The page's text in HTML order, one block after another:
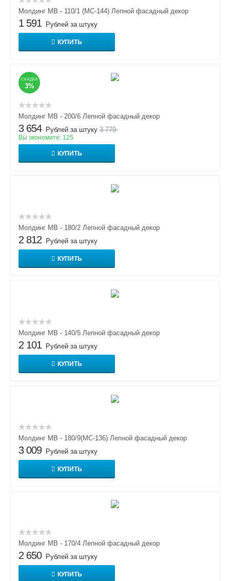
Молдинг МВ - 110/1 (МС-144) Лепной фасадный декор
1 591 Рублей за штуку
КУПИТЬ
СКИДКА
3%
Молдинг МВ - 200/6 Лепной фасадный декор
3 654 Рублей за штуку 3 779
Вы экономите: 125
КУПИТЬ
Молдинг МВ - 180/2 Лепной фасадный декор
2 812 Рублей за штуку
КУПИТЬ
Молдинг МВ - 140/5 Лепной фасадный декор
2 101 Рублей за штуку
КУПИТЬ
Молдинг МВ - 180/9(МС-136) Лепной фасадный декор
3 009 Рублей за штуку
КУПИТЬ
Молдинг МВ - 170/4 Лепной фасадный декор
2 650 Рублей за штуку
КУПИТЬ